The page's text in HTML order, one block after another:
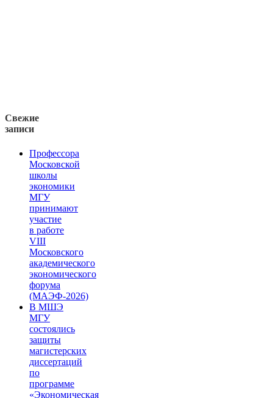
Свежие
записи
Профессора
Московской
школы
экономики
МГУ
принимают
участие
в работе
VIII
Московского
академического
экономического
форума
(МАЭФ-2026)
В МШЭ
МГУ
состоялись
защиты
магистерских
диссертаций
по
программе
«Экономическая